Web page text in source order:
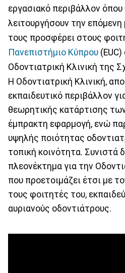
εργασιακό περιβάλλον
λειτουργήσουν την
τους προσφέρει στους
Πανεπιστήμιο Κύπρου
Οδοντιατρική Κλινική της
Η Οδοντιατρική Κλινική,
εκπαιδευτικό περιβάλλον
θεωρητικής κατάρτισης
έμπρακτη εφαρμογή, ενώ
υψηλής ποιότητας
τοπική κοινότητα. Συνιστά
πλεονέκτημα για την
που προετοιμάζει έτσι με
τους φοιτητές του,
αυριανούς οδοντιάτρους.